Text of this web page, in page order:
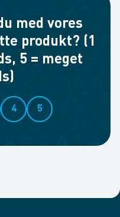
med vores
produkt? (1
5 = meget
4 5